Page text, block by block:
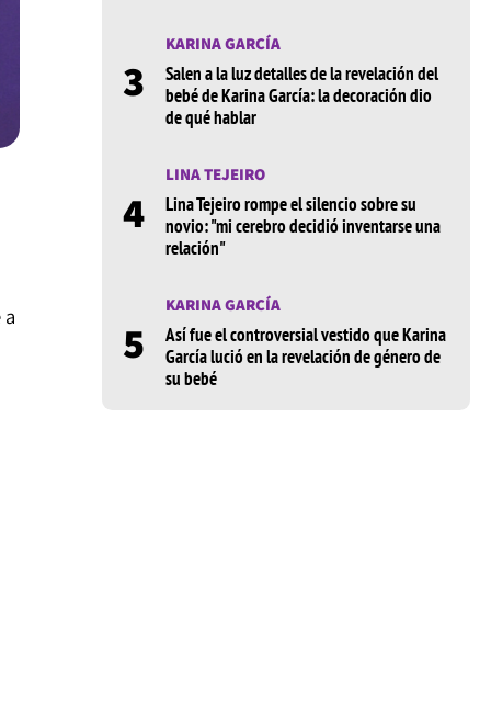
3
KARINA GARCÍA
Salen a la luz detalles de la revelación del
bebé de Karina García: la decoración dio
de qué hablar
4
LINA TEJEIRO
Lina Tejeiro rompe el silencio sobre su
novio: "mi cerebro decidió inventarse una
relación"
5
KARINA GARCÍA
Así fue el controversial vestido que Karina
García lució en la revelación de género de
su bebé